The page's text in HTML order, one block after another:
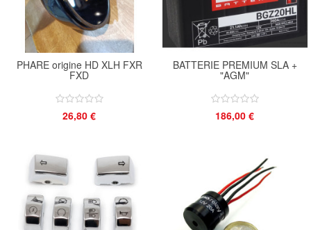
PHARE origine HD XLH FXR
FXD
26,80 €
BATTERIE PREMIUM SLA +
"AGM"
186,00 €